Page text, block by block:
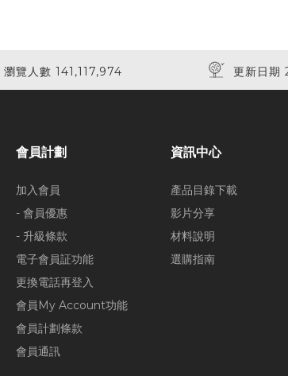
瀏覽人數 141,117,974 更新日
會員計劃
加入會員
- 會員優惠
- 升級條款
電子會員証功能
更換電話再登入
會員My Account功能
會員計劃條款
會員通訊
資訊中心
產品目錄下載
影片分享
材料說明
選購指南